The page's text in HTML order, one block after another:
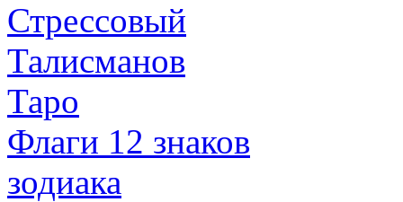
Стрессовый
Талисманов
Таро
Флаги 12 знаков
зодиака